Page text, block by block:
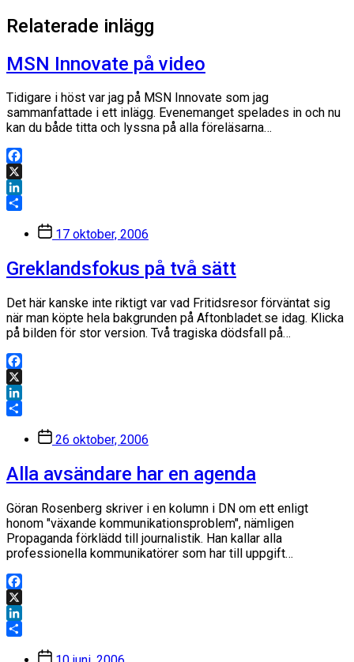
Relaterade inlägg
MSN Innovate på video
Tidigare i höst var jag på MSN Innovate som jag
sammanfattade i ett inlägg. Evenemanget spelades in och nu
kan du både titta och lyssna på alla föreläsarna…
Facebook
X
LinkedIn
Inläggsdatum
17 oktober, 2006
Greklandsfokus på två sätt
Det här kanske inte riktigt var vad Fritidsresor förväntat sig
när man köpte hela bakgrunden på Aftonbladet.se idag. Klicka
på bilden för stor version. Två tragiska dödsfall på…
Facebook
X
LinkedIn
Inläggsdatum
26 oktober, 2006
Alla avsändare har en agenda
Göran Rosenberg skriver i en kolumn i DN om ett enligt
honom "växande kommunikationsproblem", nämligen
Propaganda förklädd till journalistik. Han kallar alla
professionella kommunikatörer som har till uppgift…
Facebook
X
LinkedIn
Inläggsdatum